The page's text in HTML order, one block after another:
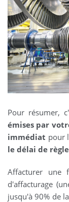
Pour résumer,
émises par
immédiat pour
le délai de
Affacturer une
d'affacturage
jusqu'à 90% de